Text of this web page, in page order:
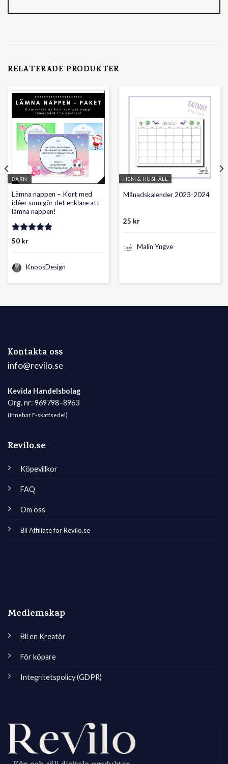
RELATERADE PRODUKTER
BARN
Lämna nappen – Kort med
idéer som gör det enklare att
lämna nappen!
Betygsatt
50 kr
KnoosDesign
HEM & HUSHÅLL
Månadskalender 2023-2024
25 kr
Malin Yngve
Kontakta oss
info@revilo.se
Kevida Handelsbolag
Org. nr: 969798–8963
(Innehar F-skattsedel)
Revilo.se
Köpevillkor
FAQ
Om oss
Bli Affiliate för Revilo.se
Medlemskap
Bli en Kreatör
För köpare
Integritetspolicy (GDPR)